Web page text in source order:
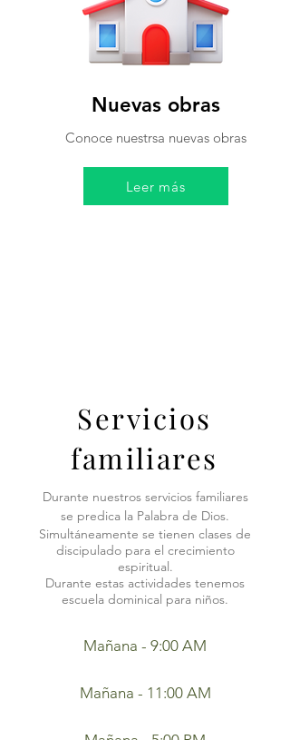
Nuevas obras
Conoce nuestrsa nuevas obras
Leer más
Servicios
familiares
Durante nuestros servicios familiares
se predica la Palabra de Dios.
Simultáneamente se tienen clases de
discipulado para el crecimiento
espiritual.
Durante estas actividades tenemos
escuela dominical para niños.
Mañana - 9:00 AM
Mañana - 11:00 AM